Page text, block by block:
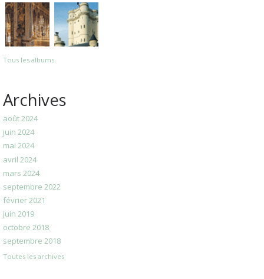
Tous les albums
Archives
août 2024
juin 2024
mai 2024
avril 2024
mars 2024
septembre 2022
février 2021
juin 2019
octobre 2018
septembre 2018
Toutes les archives